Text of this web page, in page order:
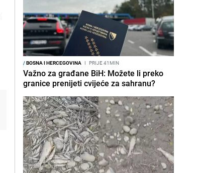
/BOSNA I HERCEGOVINA I PRIJE 41MIN
Važno za građane BiH: Možete li preko
granice prenijeti cvijeće za sahranu?